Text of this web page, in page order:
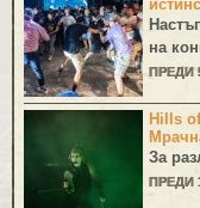
на
ПРЕДИ
Hills
За
ПРЕДИ